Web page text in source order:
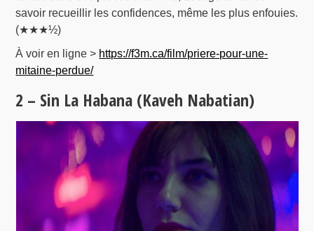
savoir recueillir les confidences, même les plus enfouies.
(★★★½)
À voir en ligne > https://f3m.ca/film/priere-pour-une-
mitaine-perdue/
2 – Sin La Habana (Kaveh Nabatian)